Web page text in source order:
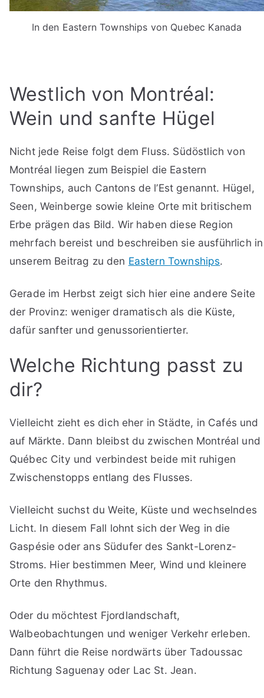
In den Eastern Townships von Quebec Kanada
Westlich von Montréal:
Wein und sanfte Hügel
Nicht jede Reise folgt dem Fluss. Südöstlich von
Montréal liegen zum Beispiel die Eastern
Townships, auch Cantons de l’Est genannt. Hügel,
Seen, Weinberge sowie kleine Orte mit britischem
Erbe prägen das Bild. Wir haben diese Region
mehrfach bereist und beschreiben sie ausführlich in
unserem Beitrag zu den Eastern Townships.
Gerade im Herbst zeigt sich hier eine andere Seite
der Provinz: weniger dramatisch als die Küste,
dafür sanfter und genussorientierter.
Welche Richtung passt zu
dir?
Vielleicht zieht es dich eher in Städte, in Cafés und
auf Märkte. Dann bleibst du zwischen Montréal und
Québec City und verbindest beide mit ruhigen
Zwischenstopps entlang des Flusses.
Vielleicht suchst du Weite, Küste und wechselndes
Licht. In diesem Fall lohnt sich der Weg in die
Gaspésie oder ans Südufer des Sankt-Lorenz-
Stroms. Hier bestimmen Meer, Wind und kleinere
Orte den Rhythmus.
Oder du möchtest Fjordlandschaft,
Walbeobachtungen und weniger Verkehr erleben.
Dann führt die Reise nordwärts über Tadoussac
Richtung Saguenay oder Lac St. Jean.